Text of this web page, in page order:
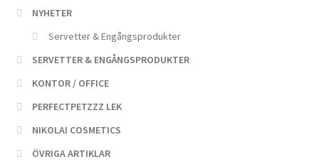
NYHETER
Servetter & Engångsprodukter
SERVETTER & ENGÅNGSPRODUKTER
KONTOR / OFFICE
PERFECTPETZZZ LEK
NIKOLAI COSMETICS
ÖVRIGA ARTIKLAR